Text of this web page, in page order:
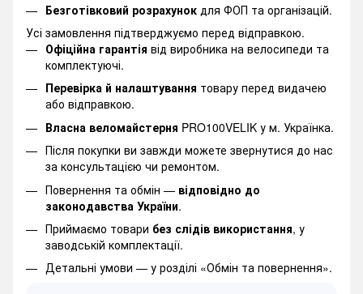
Безготівковий розрахунок для ФОП та організацій.
Усі замовлення підтверджуємо перед відправкою.
Офіційна гарантія від виробника на велосипеди та
комплектуючі.
Перевірка й налаштування товару перед видачею
або відправкою.
Власна веломайстерня PRO100VELIK у м. Українка.
Після покупки ви завжди можете звернутися до нас
за консультацією чи ремонтом.
Повернення та обмін — відповідно до
законодавства України.
Приймаємо товари без слідів використання, у
заводській комплектації.
Детальні умови — у розділі «Обмін та повернення».